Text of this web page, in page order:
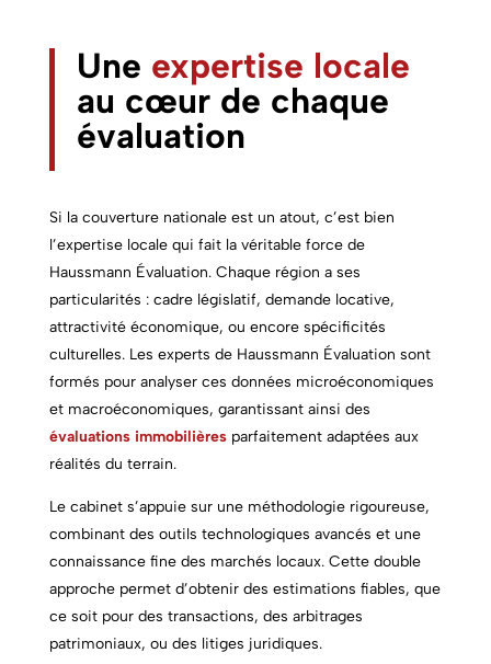
Une expertise locale
au cœur de chaque
évaluation
Si la couverture nationale est un atout, c’est bien
l’expertise locale qui fait la véritable force de
Haussmann Évaluation. Chaque région a ses
particularités : cadre législatif, demande locative,
attractivité économique, ou encore spécificités
culturelles. Les experts de Haussmann Évaluation sont
formés pour analyser ces données microéconomiques
et macroéconomiques, garantissant ainsi des
évaluations immobilièresparfaitement adaptées aux
réalités du terrain.
Le cabinet s’appuie sur une méthodologie rigoureuse,
combinant des outils technologiques avancés et une
connaissance fine des marchés locaux. Cette double
approche permet d’obtenir des estimations fiables, que
ce soit pour des transactions, des arbitrages
patrimoniaux, ou des litiges juridiques.